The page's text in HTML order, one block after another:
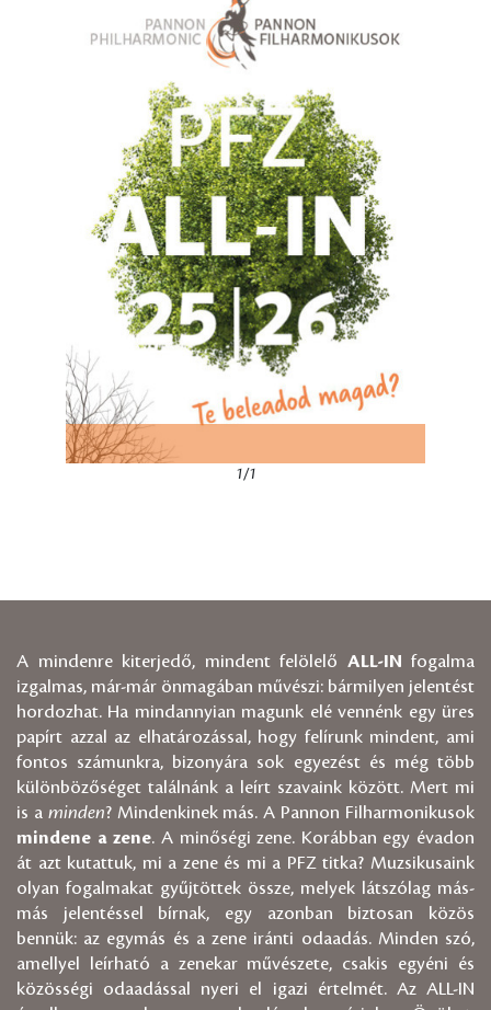
1/1
A mindenre kiterjedő, mindent felölelő ALL-IN fogalma
izgalmas, már-már önmagában művészi: bármilyen jelentést
hordozhat. Ha mindannyian magunk elé vennénk egy üres
papírt azzal az elhatározással, hogy felírunk mindent, ami
fontos számunkra, bizonyára sok egyezést és még több
különbözőséget találnánk a leírt szavaink között. Mert mi
is a minden? Mindenkinek más. A Pannon Filharmonikusok
mindene a zene. A minőségi zene. Korábban egy évadon
át azt kutattuk, mi a zene és mi a PFZ titka? Muzsikusaink
olyan fogalmakat gyűjtöttek össze, melyek látszólag más-
más jelentéssel bírnak, egy azonban biztosan közös
bennük: az egymás és a zene iránti odaadás. Minden szó,
amellyel leírható a zenekar művészete, csakis egyéni és
közösségi odaadással nyeri el igazi értelmét. Az ALL-IN